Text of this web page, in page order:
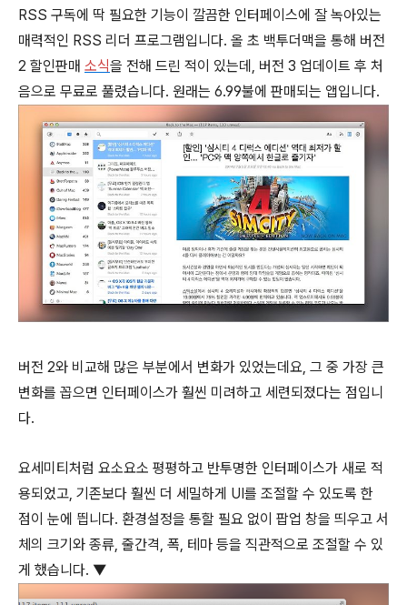
RSS 구독에 딱 필요한 기능이 깔끔한 인터페이스에 잘 녹아있는
매력적인 RSS 리더 프로그램입니다. 올 초 백투더맥을 통해 버전
2 할인판매 소식을 전해 드린 적이 있는데, 버전 3 업데이트 후 처
음으로 무료로 풀렸습니다. 원래는 6.99불에 판매되는 앱입니다.
버전 2와 비교해 많은 부분에서 변화가 있었는데요, 그 중 가장 큰
변화를 꼽으면 인터페이스가 훨씬 미려하고 세련되졌다는 점입니
다.
요세미티처럼 요소요소 평평하고 반투명한 인터페이스가 새로 적
용되었고, 기존보다 훨씬 더 세밀하게 UI를 조절할 수 있도록 한
점이 눈에 띕니다. 환경설정을 통할 필요 없이 팝업 창을 띄우고 서
체의 크기와 종류, 줄간격, 폭, 테마 등을 직관적으로 조절할 수 있
게 했습니다. ▼